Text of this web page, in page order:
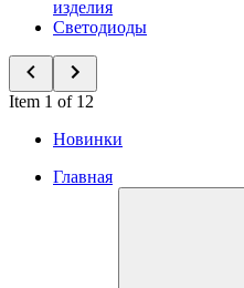
изделия
Светодиоды
Item 1 of 12
Новинки
Главная